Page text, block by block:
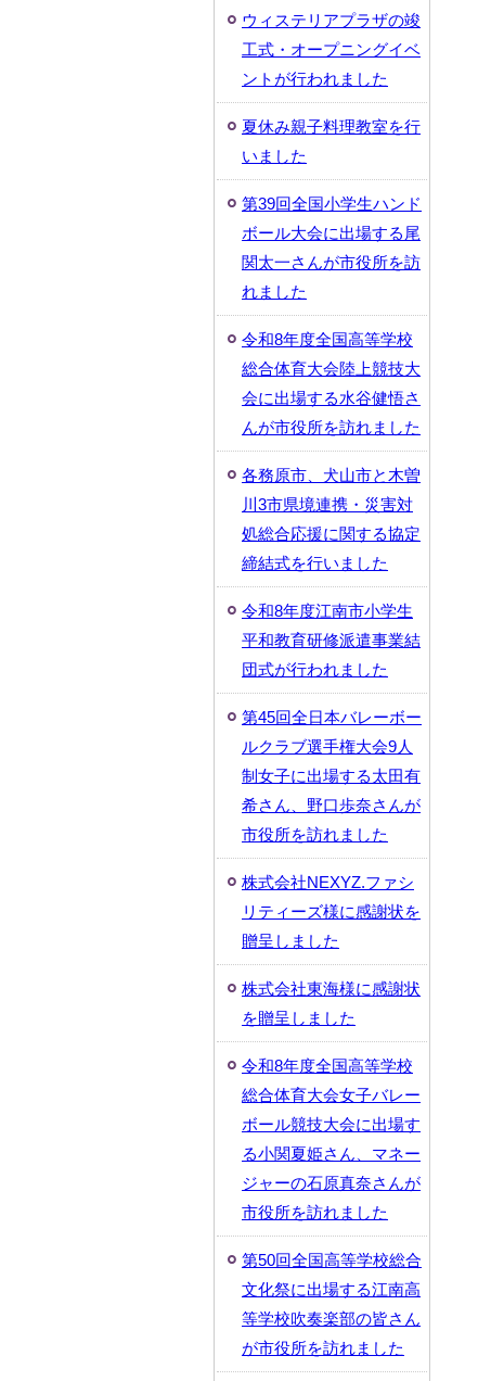
ウィステリアプラザの竣
工式・オープニングイベ
ントが行われました
夏休み親子料理教室を行
いました
第39回全国小学生ハンド
ボール大会に出場する尾
関太一さんが市役所を訪
れました
令和8年度全国高等学校
総合体育大会陸上競技大
会に出場する水谷健悟さ
んが市役所を訪れました
各務原市、犬山市と木曽
川3市県境連携・災害対
処総合応援に関する協定
締結式を行いました
令和8年度江南市小学生
平和教育研修派遣事業結
団式が行われました
第45回全日本バレーボー
ルクラブ選手権大会9人
制女子に出場する太田有
希さん、野口歩奈さんが
市役所を訪れました
株式会社NEXYZ.ファシ
リティーズ様に感謝状を
贈呈しました
株式会社東海様に感謝状
を贈呈しました
令和8年度全国高等学校
総合体育大会女子バレー
ボール競技大会に出場す
る小関夏姫さん、マネー
ジャーの石原真奈さんが
市役所を訪れました
第50回全国高等学校総合
文化祭に出場する江南高
等学校吹奏楽部の皆さん
が市役所を訪れました